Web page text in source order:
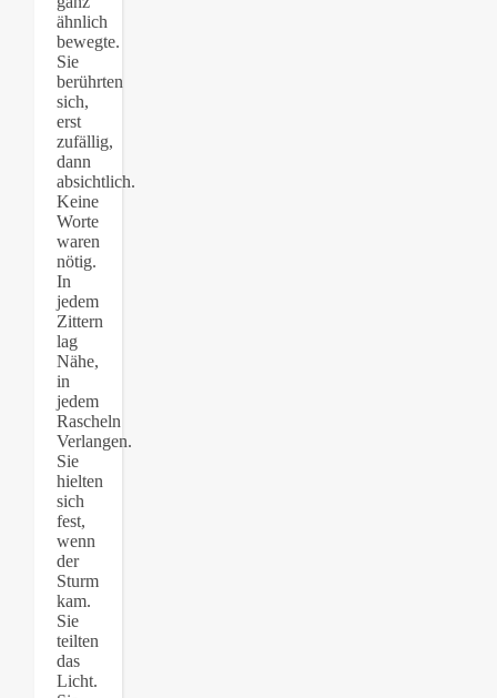
ähnlich
bewegte.
Sie
berührten
sich,
erst
zufällig,
dann
absichtlich.
Keine
Worte
waren
nötig.
In
jedem
Zittern
lag
Nähe,
in
jedem
Rascheln
Verlangen.
Sie
hielten
sich
fest,
wenn
der
Sturm
kam.
Sie
teilten
das
Licht.